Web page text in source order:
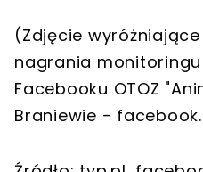
(Zdjęcie
nagrania
Facebooku OTOZ
Braniewie -